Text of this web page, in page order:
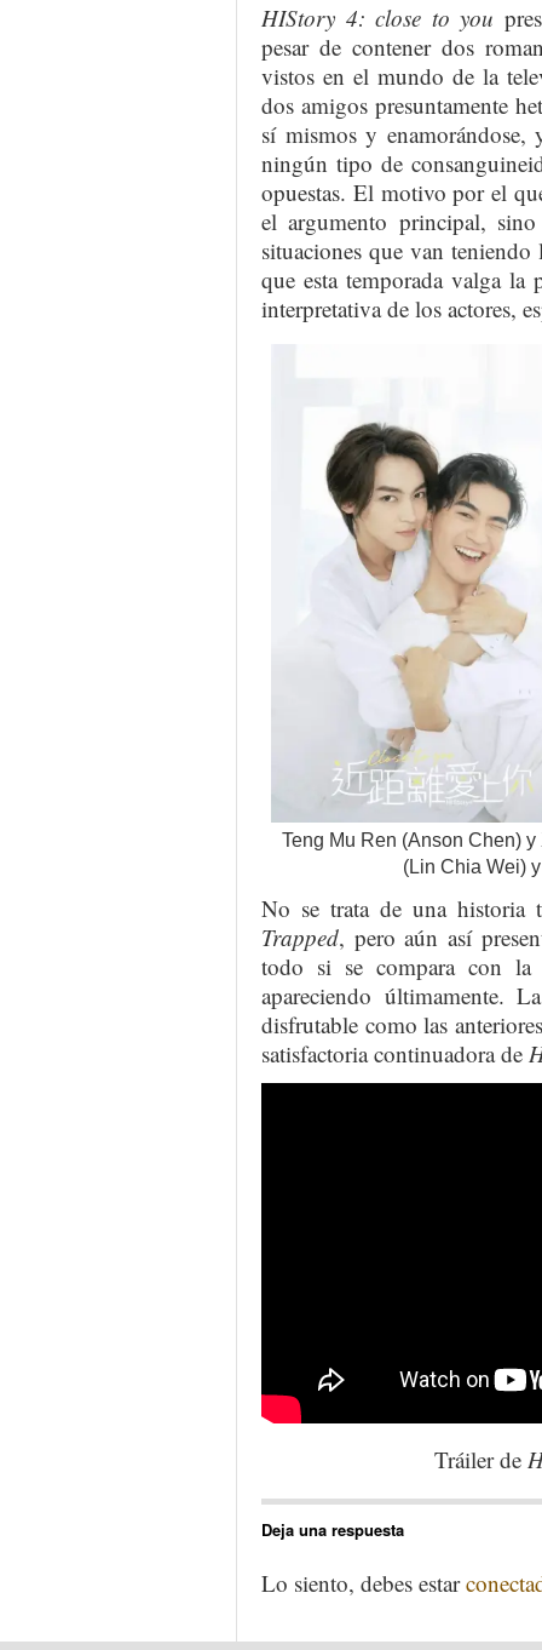
HIStory 4: close to you
pesar de contener dos
vistos en el mundo de la
dos amigos presuntamente
sí mismos y enamorándose,
ningún tipo de
opuestas. El motivo por el
el argumento principal,
situaciones que van
que esta temporada valga la
interpretativa de los actores,
Teng Mu Ren (Anson Chen)
(Lin Chia Wei)
No se trata de una historia
Trapped, pero aún así
todo si se compara con
apareciendo últimamente.
disfrutable como las
satisfactoria continuadora de
Tráiler de
Deja una respuesta
Lo siento, debes estar